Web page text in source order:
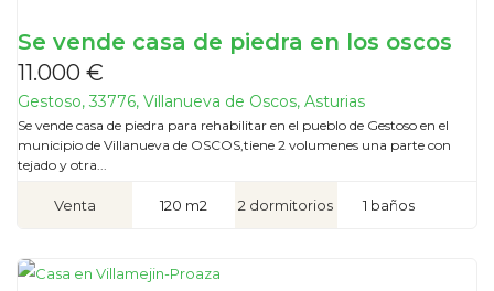
Se vende casa de piedra en los oscos
11.000 €
Gestoso, 33776, Villanueva de Oscos, Asturias
Se vende casa de piedra para rehabilitar en el pueblo de Gestoso en el
municipio de Villanueva de OSCOS,tiene 2 volumenes una parte con
tejado y otra...
Venta 120 m2 2 dormitorios 1 baños